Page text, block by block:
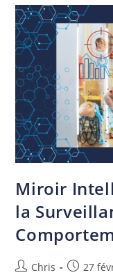
Miroir
la
Chris
27